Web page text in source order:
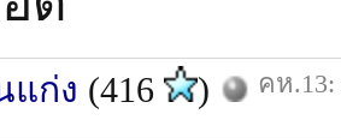
แก่ง (416 ) คห.13: